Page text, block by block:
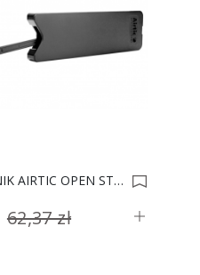
PODNOŚNIK AIRTIC OPEN STRONG CZARNY 0021752
62,37 zł